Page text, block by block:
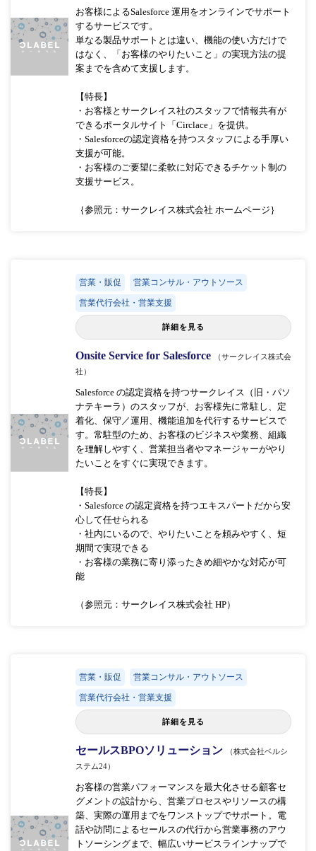
お客様によるSalesforce 運用をオンラインでサポート
するサービスです。
単なる製品サポートとは違い、機能の使い方だけで
はなく、「お客様のやりたいこと」の実現方法の提
案までを含めて支援します。
【特長】
・お客様とサークレイス社のスタッフで情報共有が
できるポータルサイト「Circlace」を提供。
・Salesforceの認定資格を持つスタッフによる手厚い
支援が可能。
・お客様のご要望に柔軟に対応できるチケット制の
支援サービス。
｛参照元：サークレイス株式会社 ホームページ｝
営業・販促 営業コンサル・アウトソース
営業代行会社・営業支援
詳細を見る
Onsite Service for Salesforce
（サークレイス株式会
社）
Salesforce の認定資格を持つサークレイス（旧・パソ
ナテキーラ）のスタッフが、お客様先に常駐し、定
着化、保守／運用、機能追加を代行するサービスで
す。常駐型のため、お客様のビジネスや業務、組織
を理解しやすく、営業担当者やマネージャーがやり
たいことをすぐに実現できます。
【特長】
・Salesforce の認定資格を持つエキスパートだから安
心して任せられる
・社内にいるので、やりたいことを頼みやすく、短
期間で実現できる
・お客様の業務に寄り添ったきめ細やかな対応が可
能
（参照元：サークレイス株式会社 HP）
営業・販促 営業コンサル・アウトソース
営業代行会社・営業支援
詳細を見る
セールスBPOソリューション
（株式会社ベルシ
ステム24）
お客様の営業パフォーマンスを最大化させる顧客セ
グメントの設計から、営業プロセスやリソースの構
築、実際の運用までをワンストップでサポート。電
話や訪問によるセールスの代行から営業事務のアウ
トソーシングまで、幅広いサービスラインナップで